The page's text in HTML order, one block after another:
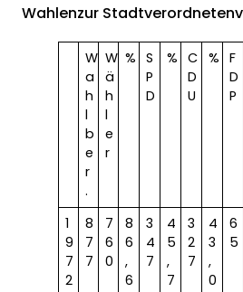
Wahlenzur
W
a
h
l
b
e
r
.
W
ä
h
l
e
r
%
S
P
D
%
C
D
U
%
F
D
P
1
9
7
2
8
7
7
7
6
0
8
6
,
6
3
4
7
4
5
,
7
3
2
7
4
3
,
0
6
5